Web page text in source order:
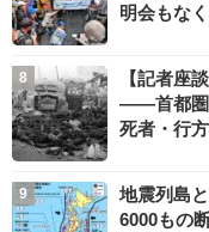
明会もなく
【記者座
――首都圏
死者・行
地震列島
6000もの